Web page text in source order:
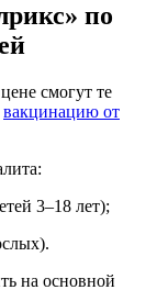
по
смогут те
вакцинацию от
3–18 лет);
на основной